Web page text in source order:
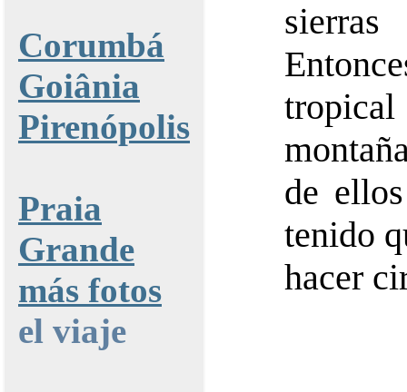
Corumbá
Goiânia
Pirenópolis
Praia
Grande
más fotos
el viaje
de
tenido
hacer